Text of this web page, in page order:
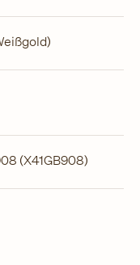
(X41GB908)